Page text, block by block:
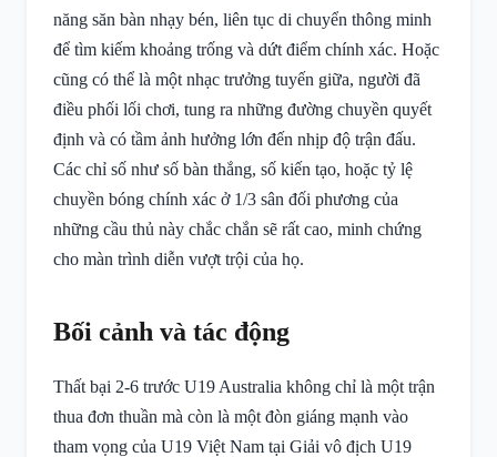
năng săn bàn nhạy bén, liên tục di chuyển thông minh
để tìm kiếm khoảng trống và dứt điểm chính xác. Hoặc
cũng có thể là một nhạc trưởng tuyến giữa, người đã
điều phối lối chơi, tung ra những đường chuyền quyết
định và có tầm ảnh hưởng lớn đến nhịp độ trận đấu.
Các chỉ số như số bàn thắng, số kiến tạo, hoặc tỷ lệ
chuyền bóng chính xác ở 1/3 sân đối phương của
những cầu thủ này chắc chắn sẽ rất cao, minh chứng
cho màn trình diễn vượt trội của họ.
Bối cảnh và tác động
Thất bại 2-6 trước U19 Australia không chỉ là một trận
thua đơn thuần mà còn là một đòn giáng mạnh vào
tham vọng của U19 Việt Nam tại Giải vô địch U19